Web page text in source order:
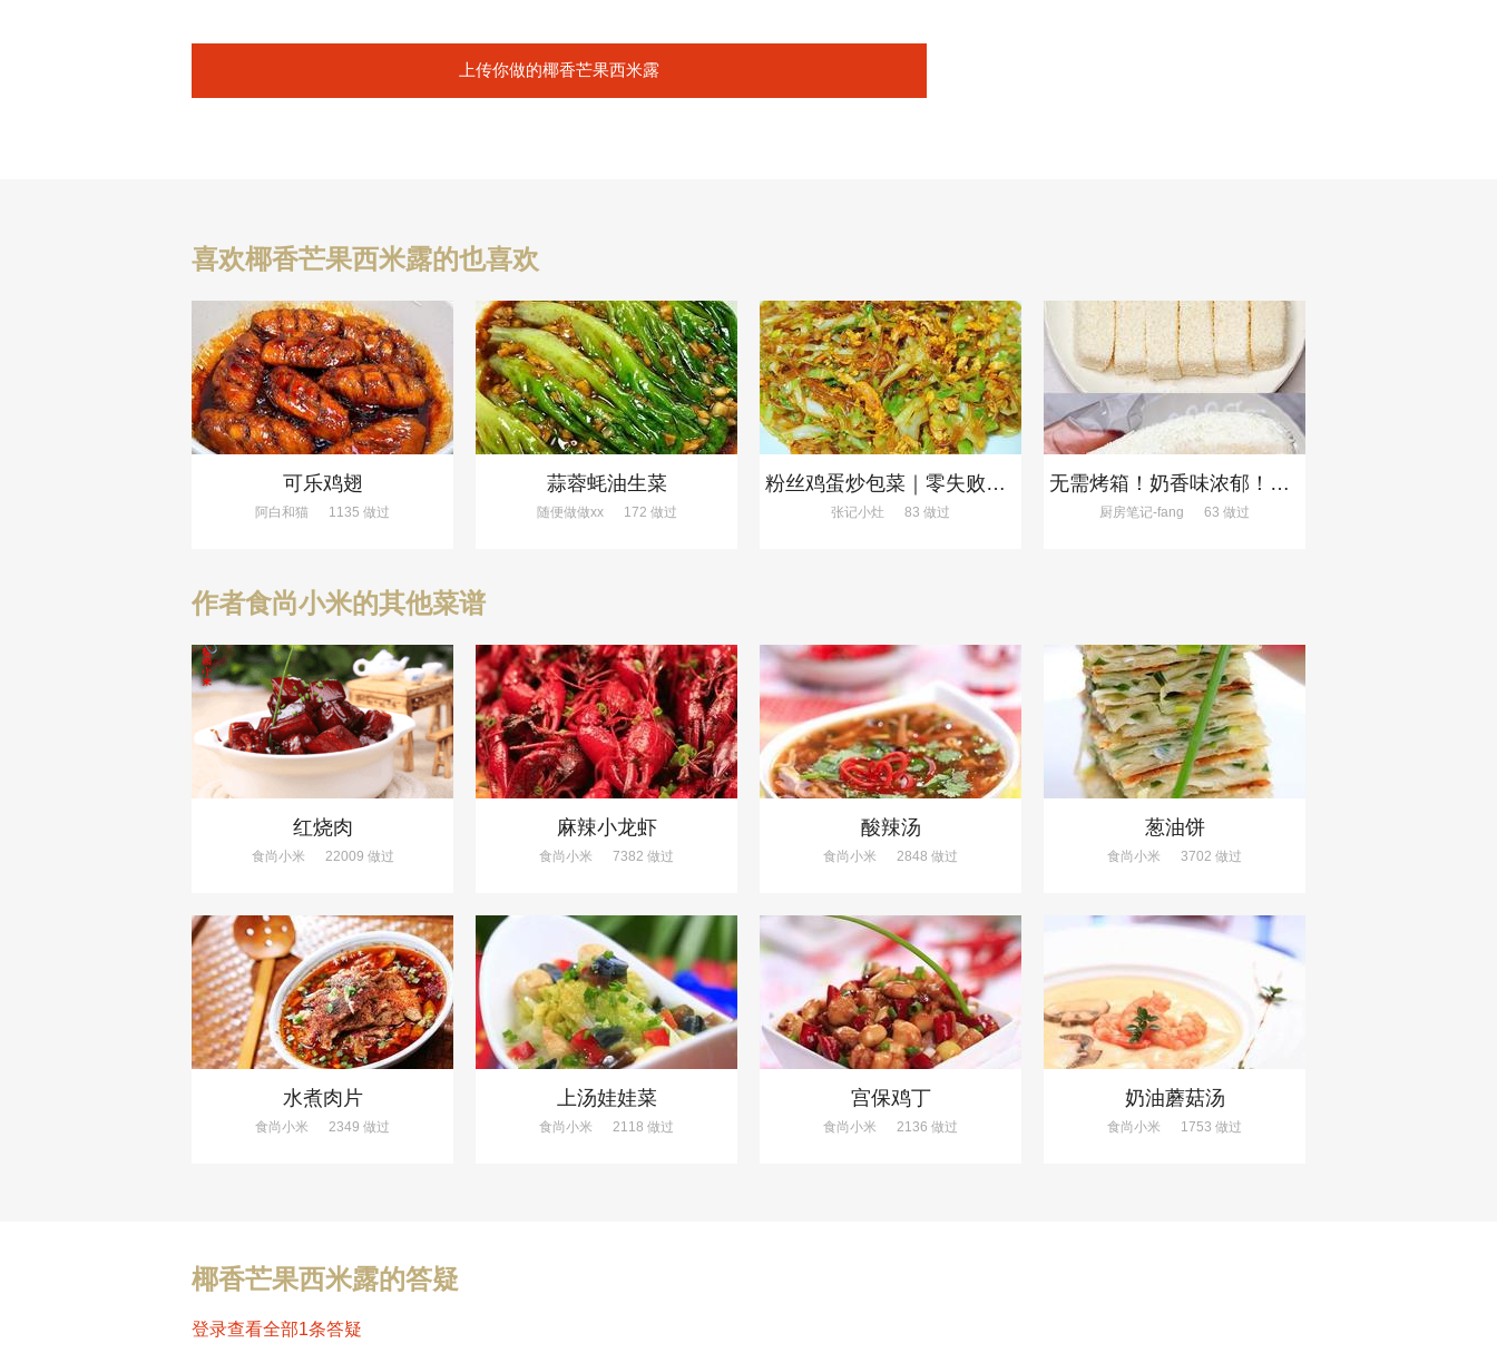
上传你做的椰香芒果西米露
喜欢椰香芒果西米露的也喜欢
可乐鸡翅
阿白和猫 1135 做过
蒜蓉蚝油生菜
随便做做xx172 做过
粉丝鸡蛋炒包菜｜零失败、巨下饭
张记小灶 83 做过
无需烤箱！奶香味浓郁！香甜嫩滑的椰蓉奶糕
厨房笔记-fang 63 做过
作者食尚小米的其他菜谱
红烧肉
食尚小米 22009 做过
麻辣小龙虾
食尚小米 7382 做过
酸辣汤
食尚小米 2848 做过
葱油饼
食尚小米 3702 做过
水煮肉片
食尚小米 2349 做过
上汤娃娃菜
食尚小米 2118 做过
宫保鸡丁
食尚小米 2136 做过
奶油蘑菇汤
食尚小米 1753 做过
椰香芒果西米露的答疑
登录查看全部1条答疑